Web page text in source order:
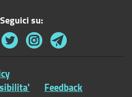
Seguici su:
Feedback